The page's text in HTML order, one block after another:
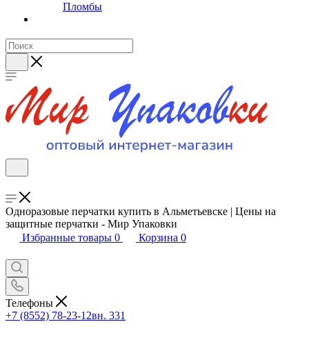
Пломбы
Одноразовые перчатки купить в Альметьевске | Цены на
защитные перчатки - Мир Упаковки
Избранные товары 0 Корзина 0
Телефоны
+7 (8552) 78-23-12вн. 331